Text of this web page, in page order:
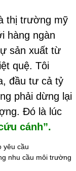
thị trường mỹ
hàng ngàn
sản xuất từ
quệ. Tôi
đầu tư cả tỷ
phải dừng lại
Đó là lúc
cánh”.
nhu cầu môi trường